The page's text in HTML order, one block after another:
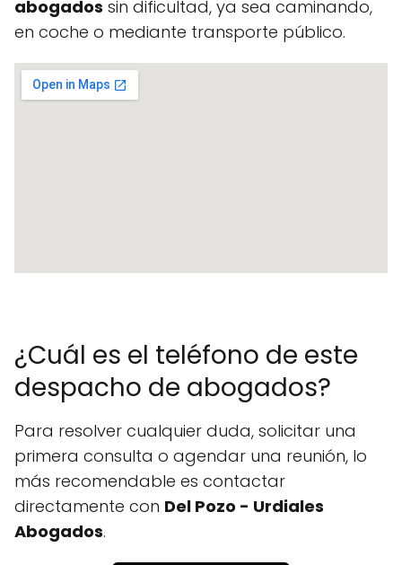
abogados sin dificultad, ya sea caminando,
en coche o mediante transporte público.
¿Cuál es el teléfono de este
despacho de abogados?
Para resolver cualquier duda, solicitar una
primera consulta o agendar una reunión, lo
más recomendable es contactar
directamente con Del Pozo - Urdiales
Abogados.